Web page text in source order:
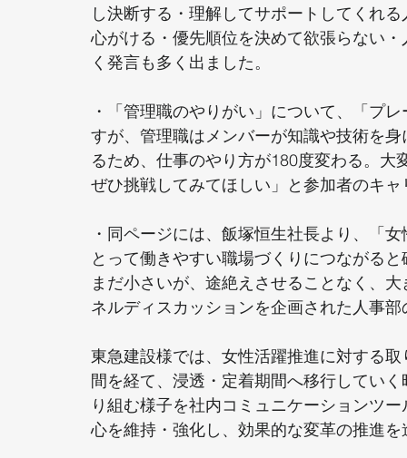
し決断する・理解してサポートしてくれ
心がける・優先順位を決めて欲張らない
く発言も多く出ました。
・「管理職のやりがい」について、「プ
すが、管理職はメンバーが知識や技術を
るため、仕事のやり方が180度変わる。
ぜひ挑戦してみてほしい」と参加者のキ
・同ページには、飯塚恒生社長より、「
とって働きやすい職場づくりにつながる
まだ小さいが、途絶えさせることなく、
ネルディスカッションを企画された人事
東急建設様では、女性活躍推進に対する
間を経て、浸透・定着期間へ移行してい
り組む様子を社内コミュニケーションツ
心を維持・強化し、効果的な変革の推進